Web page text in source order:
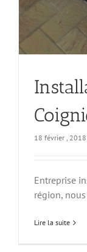
18 février , 2018
Entreprise
région,
Lire la suite